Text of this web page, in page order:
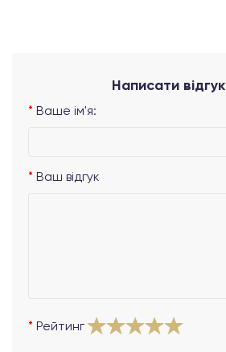
Написати відгук
Ваше ім'я:
Ваш відгук
Рейтинг